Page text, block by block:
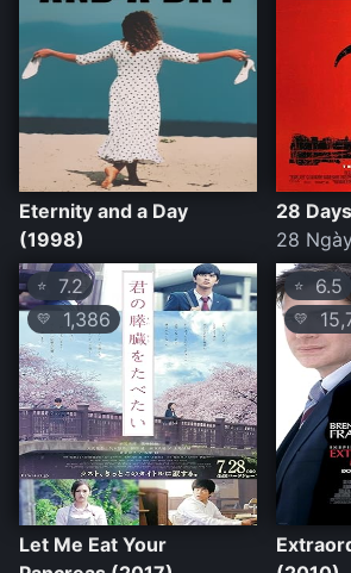
Eternity and a Day
(1998)
28
28
⭐ 7.2
💛 1,386
Let Me Eat Your
⭐ 6.5
💛